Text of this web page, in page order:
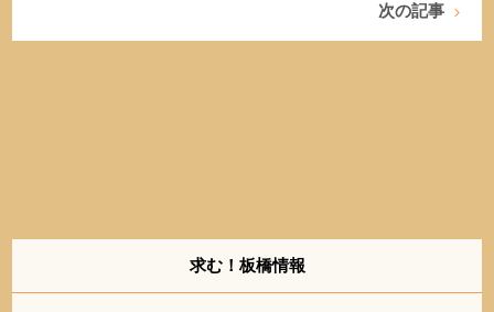
次の記事
求む！板橋情報